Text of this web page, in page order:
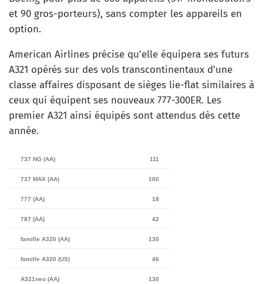
et 90 gros-porteurs), sans compter les appareils en
option.
American Airlines précise qu’elle équipera ses futurs
A321 opérés sur des vols transcontinentaux d’une
classe affaires disposant de sièges lie-flat similaires à
ceux qui équipent ses nouveaux 777-300ER. Les
premier A321 ainsi équipés sont attendus dès cette
année.
737 NG (AA) 111
737 MAX (AA) 100
777 (AA) 18
787 (AA) 42
famille A320 (AA) 130
famille A320 (US) 46
A321neo (AA) 130